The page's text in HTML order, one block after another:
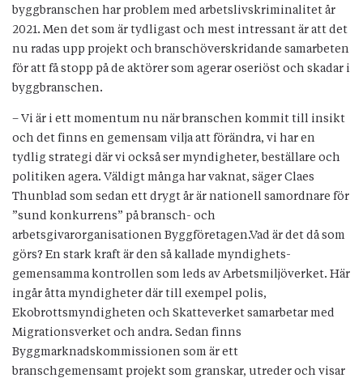
byggbranschen har problem med arbetslivskriminalitet år
2021. Men det som är tydligast och mest intressant är att det
nu radas upp projekt och branschöverskridande samarbeten
för att få stopp på de aktörer som agerar oseriöst och skadar i
byggbranschen.
– Vi är i ett momentum nu när branschen kommit till insikt
och det finns en gemensam vilja att förändra, vi har en
tydlig strategi där vi också ser myndigheter, beställare och
politiken agera. Väldigt många har vaknat, säger Claes
Thunblad som sedan ett drygt år är nationell samordnare för
”sund konkurrens” på bransch- och
arbetsgivarorganisationen Byggföretagen.Vad är det då som
görs? En stark kraft är den så kallade myndighets­
gemensamma kontrollen som leds av Arbetsmiljö­verket. Här
ingår åtta myndigheter där till exempel polis,
Ekobrottsmyndigheten och Skatteverket samarbetar med
Migrationsverket och andra. Sedan finns
Byggmarknadskommissionen som är ett
branschgemensamt projekt som granskar, utreder och visar